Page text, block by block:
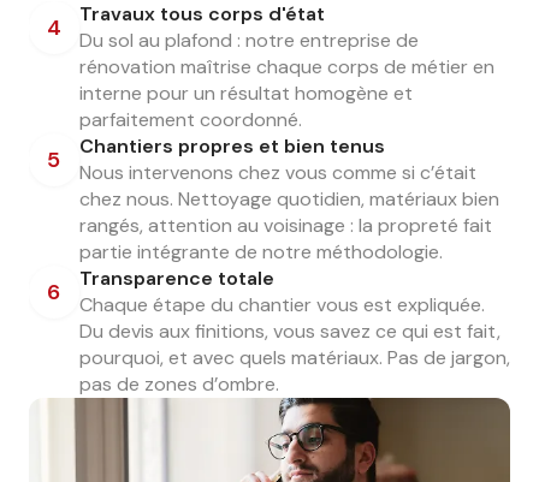
4
Travaux tous corps d'état
Du sol au plafond : notre entreprise de
rénovation maîtrise chaque corps de métier en
interne pour un résultat homogène et
parfaitement coordonné.
5
Chantiers propres et bien tenus
Nous intervenons chez vous comme si c’était
chez nous. Nettoyage quotidien, matériaux bien
rangés, attention au voisinage : la propreté fait
partie intégrante de notre méthodologie.
6
Transparence totale
Chaque étape du chantier vous est expliquée.
Du devis aux finitions, vous savez ce qui est fait,
pourquoi, et avec quels matériaux. Pas de jargon,
pas de zones d’ombre.